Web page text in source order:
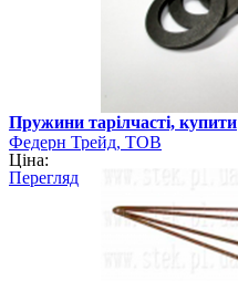
Пружини тарілчасті, купити
Федерн Трейд, ТОВ
Ціна:
Перегляд